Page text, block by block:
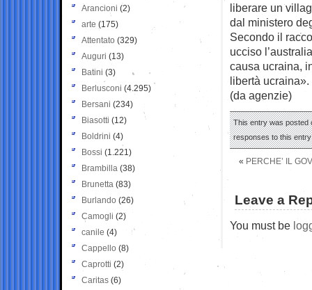
liberare un
dal ministero
Secondo il
ucciso
causa ucraina,
libertà ucraina».
(da agenzie)
This entry was posted
responses to this
« PERCHE’ IL
Leave a
You must be
Arancioni (2)
arte (175)
Attentato (329)
Auguri (13)
Batini (3)
Berlusconi (4.295)
Bersani (234)
Biasotti (12)
Boldrini (4)
Bossi (1.221)
Brambilla (38)
Brunetta (83)
Burlando (26)
Camogli (2)
canile (4)
Cappello (8)
Caprotti (2)
Caritas (6)